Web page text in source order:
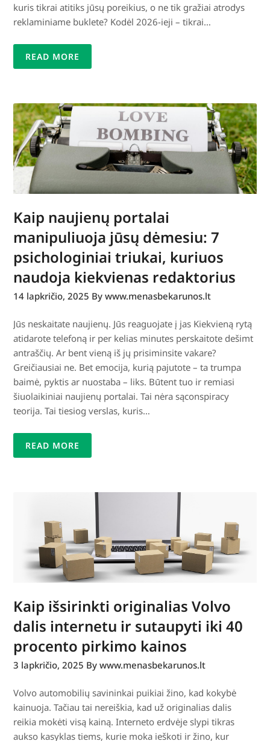
kuris tikrai atitiks jūsų poreikius, o ne tik gražiai atrodys
reklaminiame bukletе? Kodėl 2026-ieji – tikrai…
READ MORE
Kaip naujienų portalai
manipuliuoja jūsų dėmesiu: 7
psichologiniai triukai, kuriuos
naudoja kiekvienas redaktorius
14 lapkričio, 2025 By www.menasbekarunos.lt
Jūs neskaitate naujienų. Jūs reaguojate į jas Kiekvieną rytą
atidarote telefoną ir per kelias minutes perskaitote dešimt
antraščių. Ar bent vieną iš jų prisiminsite vakare?
Greičiausiai ne. Bet emocija, kurią pajutote – ta trumpa
baimė, pyktis ar nuostaba – liks. Būtent tuo ir remiasi
šiuolaikiniai naujienų portalai. Tai nėra sąconspiracy
teorija. Tai tiesiog verslas, kuris…
READ MORE
Kaip išsirinkti originalias Volvo
dalis internetu ir sutaupyti iki 40
procento pirkimo kainos
3 lapkričio, 2025 By www.menasbekarunos.lt
Volvo automobilių savininkai puikiai žino, kad kokybė
kainuoja. Tačiau tai nereiškia, kad už originalias dalis
reikia mokėti visą kainą. Interneto erdvėje slypi tikras
aukso kasyklas tiems, kurie moka ieškoti ir žino, kur